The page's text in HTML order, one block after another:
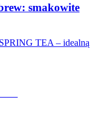
smakowite
TEA – idealną